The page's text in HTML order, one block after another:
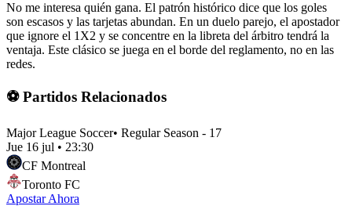
No me interesa quién gana. El patrón histórico dice que los goles
son escasos y las tarjetas abundan. En un duelo parejo, el apostador
que ignore el 1X2 y se concentre en la libreta del árbitro tendrá la
ventaja. Este clásico se juega en el borde del reglamento, no en las
redes.
⚽ Partidos Relacionados
Major League Soccer• Regular Season - 17
Jue 16 jul • 23:30
CF Montreal
Toronto FC
Apostar Ahora